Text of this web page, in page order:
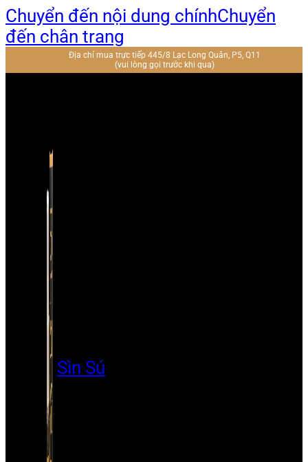
Chuyển đến nội dung chínhChuyển
đến chân trang
Địa chỉ mua trực tiếp 445/8 Lạc Long Quân, P5, Q11
(vui lòng gọi trước khi qua)
Sìn Sú